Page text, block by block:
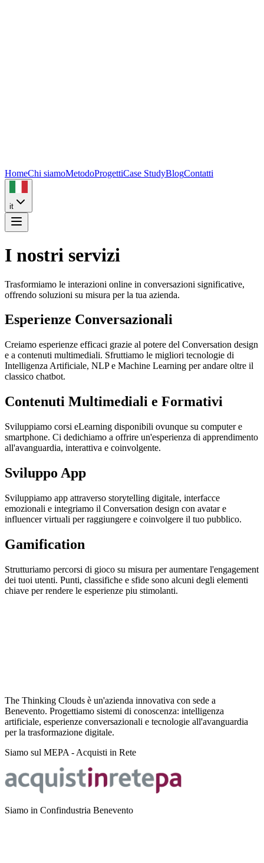
HomeChi siamoMetodoProgettiCase StudyBlogContatti
it
I nostri servizi
Trasformiamo le interazioni online in conversazioni significative,
offrendo soluzioni su misura per la tua azienda.
Esperienze Conversazionali
Creiamo esperienze efficaci grazie al potere del Conversation design
e a contenuti multimediali. Sfruttiamo le migliori tecnologie di
Intelligenza Artificiale, NLP e Machine Learning per andare oltre il
classico chatbot.
Contenuti Multimediali e Formativi
Sviluppiamo corsi eLearning disponibili ovunque su computer e
smartphone. Ci dedichiamo a offrire un'esperienza di apprendimento
all'avanguardia, interattiva e coinvolgente.
Sviluppo App
Sviluppiamo app attraverso storytelling digitale, interfacce
emozionali e integriamo il Conversation design con avatar e
influencer virtuali per raggiungere e coinvolgere il tuo pubblico.
Gamification
Strutturiamo percorsi di gioco su misura per aumentare l'engagement
dei tuoi utenti. Punti, classifiche e sfide sono alcuni degli elementi
chiave per rendere le esperienze piu stimolanti.
The Thinking Clouds è un'azienda innovativa con sede a
Benevento. Progettiamo sistemi di conoscenza: intelligenza
artificiale, esperienze conversazionali e tecnologie all'avanguardia
per la trasformazione digitale.
Siamo sul MEPA - Acquisti in Rete
Siamo in Confindustria Benevento